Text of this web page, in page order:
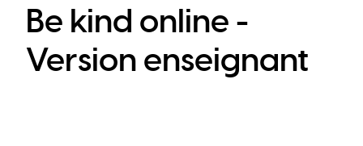
Be kind online -
Version enseignant